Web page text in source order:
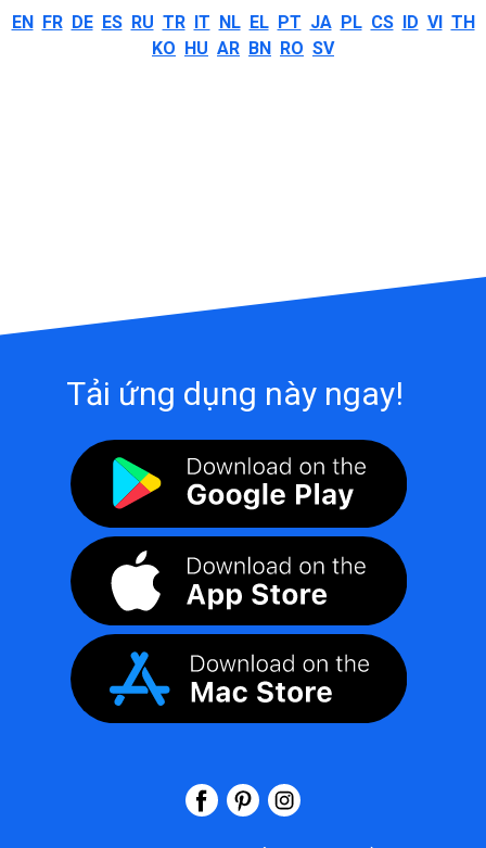
EN FR DE ES RU TR IT NL EL PT JA PL CS ID VI TH
KO HU AR BN RO SV
Tải ứng dụng này ngay!